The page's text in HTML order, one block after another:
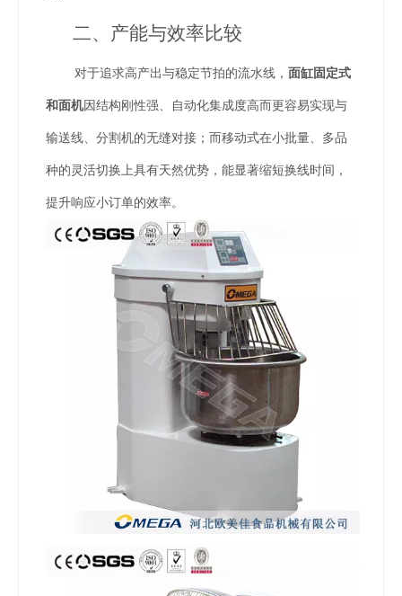
二、产能与效率比较
对于追求高产出与稳定节拍的流水线， 面缸固定式
和面机因结构刚性强、自动化集成度高而更容易实现与
输送线、分割机的无缝对接；而移动式在小批量、多品
种的灵活切换上具有天然优势，能显著缩短换线时间，
提升响应小订单的效率。